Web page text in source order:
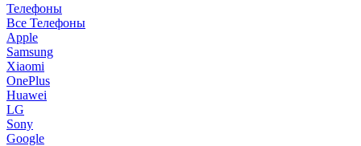
Телефоны
Все Телефоны
Apple
Samsung
Xiaomi
OnePlus
Huawei
LG
Sony
Google